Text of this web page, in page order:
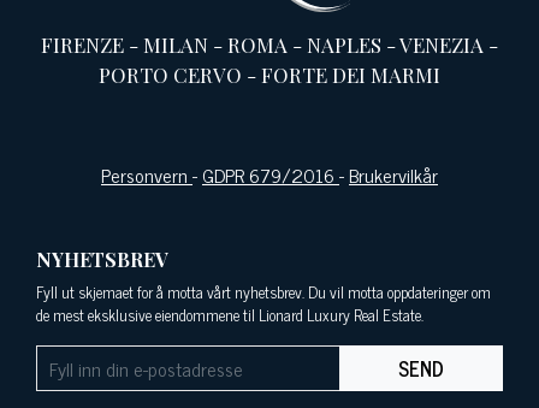
FIRENZE -MILAN -ROMA -NAPLES -VENEZIA -
PORTO CERVO -FORTE DEI MARMI
Personvern-GDPR 679/2016-Brukervilkår
NYHETSBREV
Fyll ut skjemaet for å motta vårt nyhetsbrev. Du vil motta oppdateringer om
de mest eksklusive eiendommene til Lionard Luxury Real Estate.
SEND